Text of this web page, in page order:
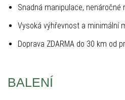
Snadná manipulace, nenáročné
Vysoká výhřevnost a minimální
Doprava ZDARMA do 30 km od
BALENÍ